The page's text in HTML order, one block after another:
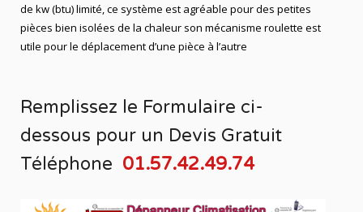
de kw (btu) limité, ce système est agréable pour des petites
pièces bien isolées de la chaleur son mécanisme roulette est
utile pour le déplacement d’une pièce à l’autre
Remplissez le Formulaire ci-
dessous pour un Devis Gratuit
Téléphone 01.57.42.49.74